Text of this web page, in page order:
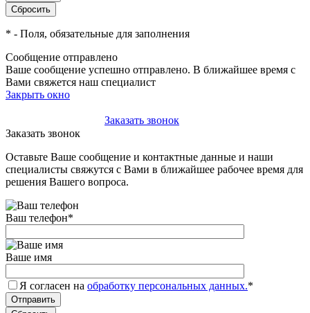
* - Поля, обязательные для заполнения
Сообщение отправлено
Ваше сообщение успешно отправлено. В ближайшее время с
Вами свяжется наш специалист
Закрыть окно
Заказать звонок
Заказать звонок
Оставьте Ваше сообщение и контактные данные и наши
специалисты свяжутся с Вами в ближайшее рабочее время для
решения Вашего вопроса.
Ваш телефон*
Ваше имя
Я согласен на обработку персональных данных.*